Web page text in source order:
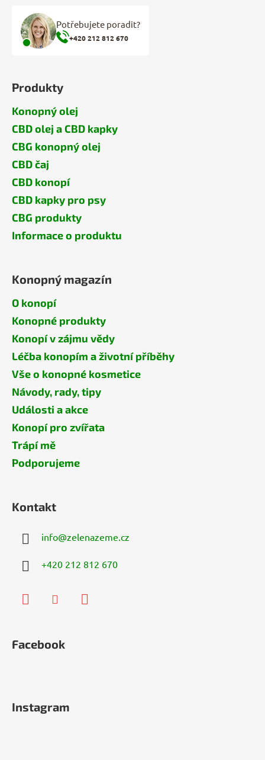
Potřebujete poradit?
+420 212 812 670
Produkty
Konopný olej
CBD olej a CBD kapky
CBG konopný olej
CBD čaj
CBD konopí
CBD kapky pro psy
CBG produkty
Informace o produktu
Konopný magazín
O konopí
Konopné produkty
Konopí v zájmu vědy
Léčba konopím a životní příběhy
Vše o konopné kosmetice
Návody, rady, tipy
Události a akce
Konopí pro zvířata
Trápí mě
Podporujeme
Kontakt
info@zelenazeme.cz
+420 212 812 670
Facebook
Instagram